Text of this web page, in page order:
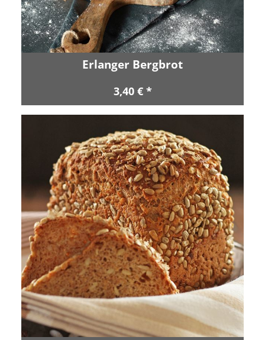
Erlanger Bergbrot
3,40 € *